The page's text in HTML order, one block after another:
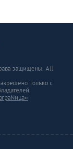
защищены. All
только с